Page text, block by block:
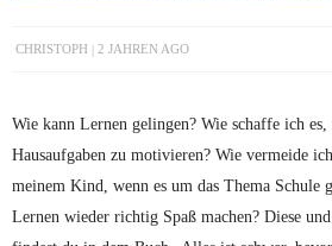
CHRISTOPH 2 JAHREN AGO
Wie kann Lernen gelingen? Wie schaffe ich
Hausaufgaben zu motivieren? Wie vermeide
meinem Kind, wenn es um das Thema Schule
Lernen wieder richtig Spaß machen? Diese